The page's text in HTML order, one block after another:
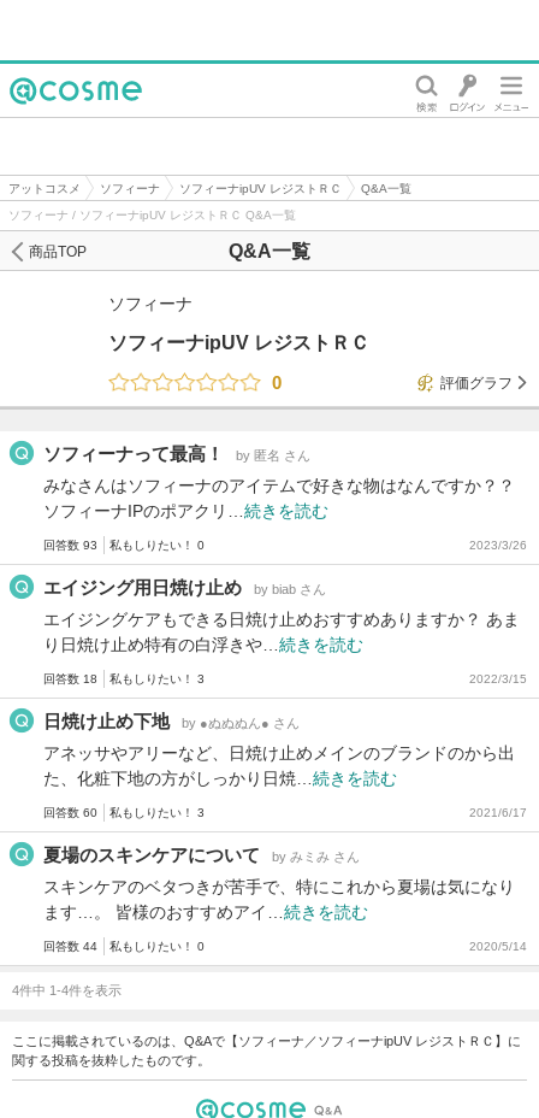
アットコスメ ソフィーナ ソフィーナipUV レジストＲＣ
Q&A一覧
ソフィーナ / ソフィーナipUV レジストＲＣ Q&A一覧
Q&A一覧
商品TOP
ソフィーナ
ソフィーナipUV レジストＲＣ
0
評価グラフ
ソフィーナって最高！ by 匿名 さん
みなさんはソフィーナのアイテムで好きな物はなんですか？？
ソフィーナIPのポアクリ… 続きを読む
回答数 93 私もしりたい！ 0 2023/3/26
エイジング用日焼け止め by biab さん
エイジングケアもできる日焼け止めおすすめありますか？ あま
り日焼け止め特有の白浮きや… 続きを読む
回答数 18 私もしりたい！ 3 2022/3/15
日焼け止め下地 by ●ぬぬぬん● さん
アネッサやアリーなど、日焼け止めメインのブランドのから出
た、化粧下地の方がしっかり日焼… 続きを読む
回答数 60 私もしりたい！ 3 2021/6/17
夏場のスキンケアについて by みミみ さん
スキンケアのベタつきが苦手で、特にこれから夏場は気になり
ます…。 皆様のおすすめアイ… 続きを読む
回答数 44 私もしりたい！ 0 2020/5/14
4件中 1-4件を表示
ここに掲載されているのは、Q&Aで【ソフィーナ／ソフィーナipUV レジストＲＣ】に
関する投稿を抜粋したものです。